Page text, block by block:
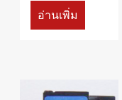
อ่านเพิ่ม